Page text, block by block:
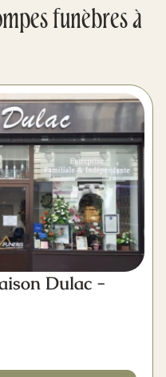
funèbres à
Dulac -